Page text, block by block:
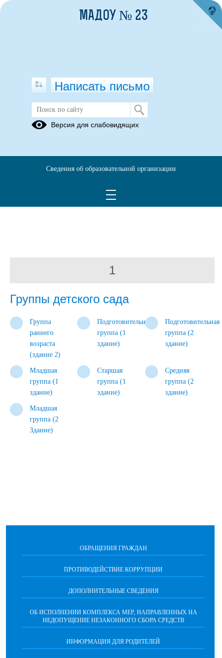
1
Группы детского сада
Группа
раннего
возраста
(здание 2)
Подготовительная
группа (1
здание)
Подготовительная
группа (2
здание)
Младшая
группа (1
здание)
Старшая
группа (1
здание)
Средняя
группа (2
здание)
Младшая
группа (2
Здание)
ОБРАЩЕНИЯ ГРАЖДАН
ПРОТИВОДЕЙСТВИЕ КОРРУПЦИИ
ДОПОЛНИТЕЛЬНЫЕ СВЕДЕНИЯ
ОБ ИСПОЛНЕНИИ КОМПЛЕКСА МЕР, НАПРАВЛЕННЫХ НА
НЕДОПУЩЕНИЕ НЕЗАКОННОГО СБОРА СРЕДСТВ
ИНФОРМАЦИЯ ДЛЯ РОДИТЕЛЕЙ
МАДОУ № 23
Написать письмо
Версия для слабовидящих
Сведения об образовательной организации